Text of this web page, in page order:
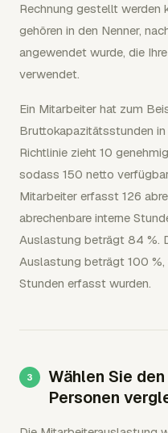
Rechnung gestellt werden
gehören in den Nenner,
angewendet wurde, die
verwendet.
Ein Mitarbeiter hat zum
Bruttokapazitätsstunden in
Richtlinie zieht 10
sodass 150 netto
Mitarbeiter erfasst 126
abrechenbare interne
Auslastung beträgt 84 %.
Auslastung beträgt 100
Stunden erfasst wurden.
Wählen Sie
Personen